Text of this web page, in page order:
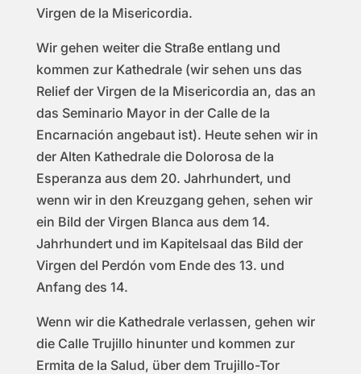
Virgen de la Misericordia.
Wir gehen weiter die Straße entlang und
kommen zur Kathedrale (wir sehen uns das
Relief der Virgen de la Misericordia an, das an
das Seminario Mayor in der Calle de la
Encarnación angebaut ist). Heute sehen wir in
der Alten Kathedrale die Dolorosa de la
Esperanza aus dem 20. Jahrhundert, und
wenn wir in den Kreuzgang gehen, sehen wir
ein Bild der Virgen Blanca aus dem 14.
Jahrhundert und im Kapitelsaal das Bild der
Virgen del Perdón vom Ende des 13. und
Anfang des 14.
Wenn wir die Kathedrale verlassen, gehen wir
die Calle Trujillo hinunter und kommen zur
Ermita de la Salud, über dem Trujillo-Tor